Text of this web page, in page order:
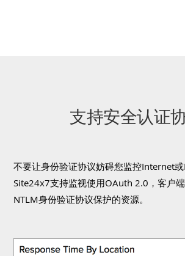
支持安全认证
不要让身份验证协议妨碍您监控Internet或
Site24x7支持监视使用OAuth 2.0，客户
NTLM身份验证协议保护的资源。